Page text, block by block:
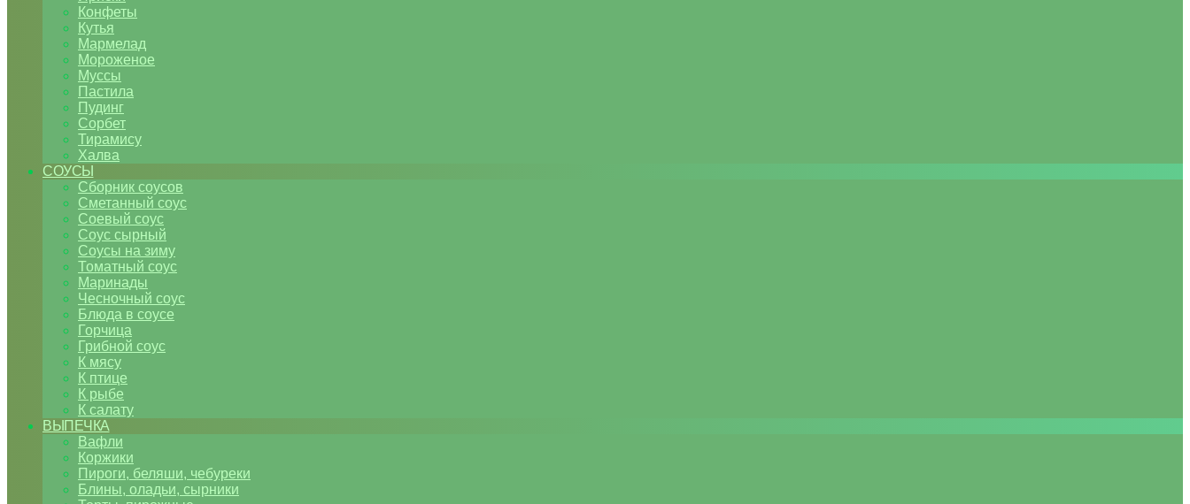
Конфеты
Кутья
Мармелад
Мороженое
Муссы
Пастила
Пудинг
Сорбет
Тирамису
Халва
СОУСЫ
Сборник соусов
Сметанный соус
Соевый соус
Соус сырный
Соусы на зиму
Томатный соус
Маринады
Чесночный соус
Блюда в соусе
Горчица
Грибной соус
К мясу
К птице
К рыбе
К салату
ВЫПЕЧКА
Вафли
Коржики
Пироги, беляши, чебуреки
Блины, оладьи, сырники